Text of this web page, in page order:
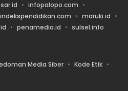
infopalopo.com
indekspendidikan.com
maruki.id
penamedia.id sulsel.info
Media Siber
Kode Etik